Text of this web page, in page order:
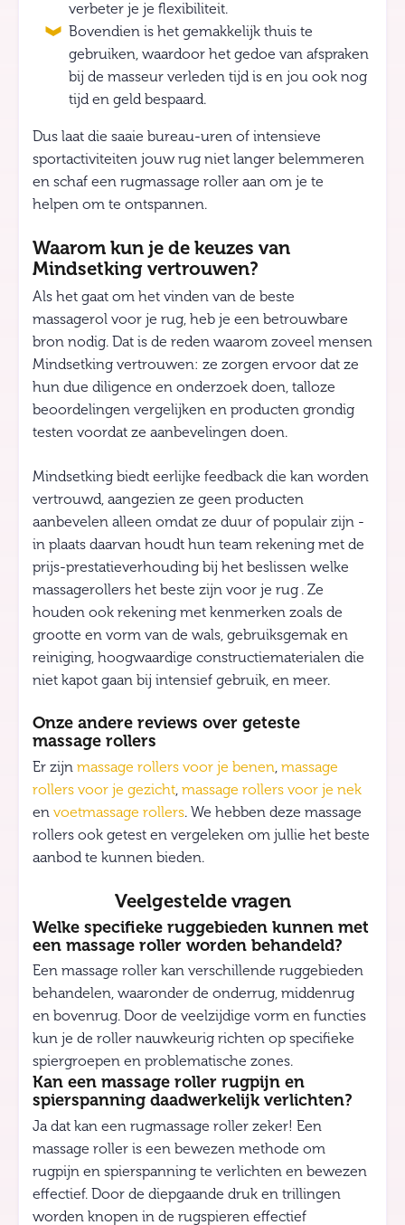
verbeter je je flexibiliteit.
Bovendien is het gemakkelijk thuis te
gebruiken, waardoor het gedoe van afspraken
bij de masseur verleden tijd is en jou ook nog
tijd en geld bespaard.
Dus laat die saaie bureau-uren of intensieve
sportactiviteiten jouw rug niet langer belemmeren
en schaf een rugmassage roller aan om je te
helpen om te ontspannen.
Waarom kun je de keuzes van
Mindsetking vertrouwen?
Als het gaat om het vinden van de beste
massagerol voor je rug, heb je een betrouwbare
bron nodig. Dat is de reden waarom zoveel mensen
Mindsetking vertrouwen: ze zorgen ervoor dat ze
hun due diligence en onderzoek doen, talloze
beoordelingen vergelijken en producten grondig
testen voordat ze aanbevelingen doen.
Mindsetking biedt eerlijke feedback die kan worden
vertrouwd, aangezien ze geen producten
aanbevelen alleen omdat ze duur of populair zijn -
in plaats daarvan houdt hun team rekening met de
prijs-prestatieverhouding bij het beslissen welke
massagerollers het beste zijn voor je rug . Ze
houden ook rekening met kenmerken zoals de
grootte en vorm van de wals, gebruiksgemak en
reiniging, hoogwaardige constructiematerialen die
niet kapot gaan bij intensief gebruik, en meer.
Onze andere reviews over geteste
massage rollers
Er zijn massage rollers voor je benen massage
rollers voor je gezicht massage rollers voor je nek
en voetmassage rollers. We hebben deze massage
rollers ook getest en vergeleken om jullie het beste
aanbod te kunnen bieden.
Veelgestelde vragen
Welke specifieke ruggebieden kunnen met
een massage roller worden behandeld?
Een massage roller kan verschillende ruggebieden
behandelen, waaronder de onderrug, middenrug
en bovenrug. Door de veelzijdige vorm en functies
kun je de roller nauwkeurig richten op specifieke
spiergroepen en problematische zones.
Kan een massage roller rugpijn en
spierspanning daadwerkelijk verlichten?
Ja dat kan een rugmassage roller zeker! Een
massage roller is een bewezen methode om
rugpijn en spierspanning te verlichten en bewezen
effectief. Door de diepgaande druk en trillingen
worden knopen in de rugspieren effectief